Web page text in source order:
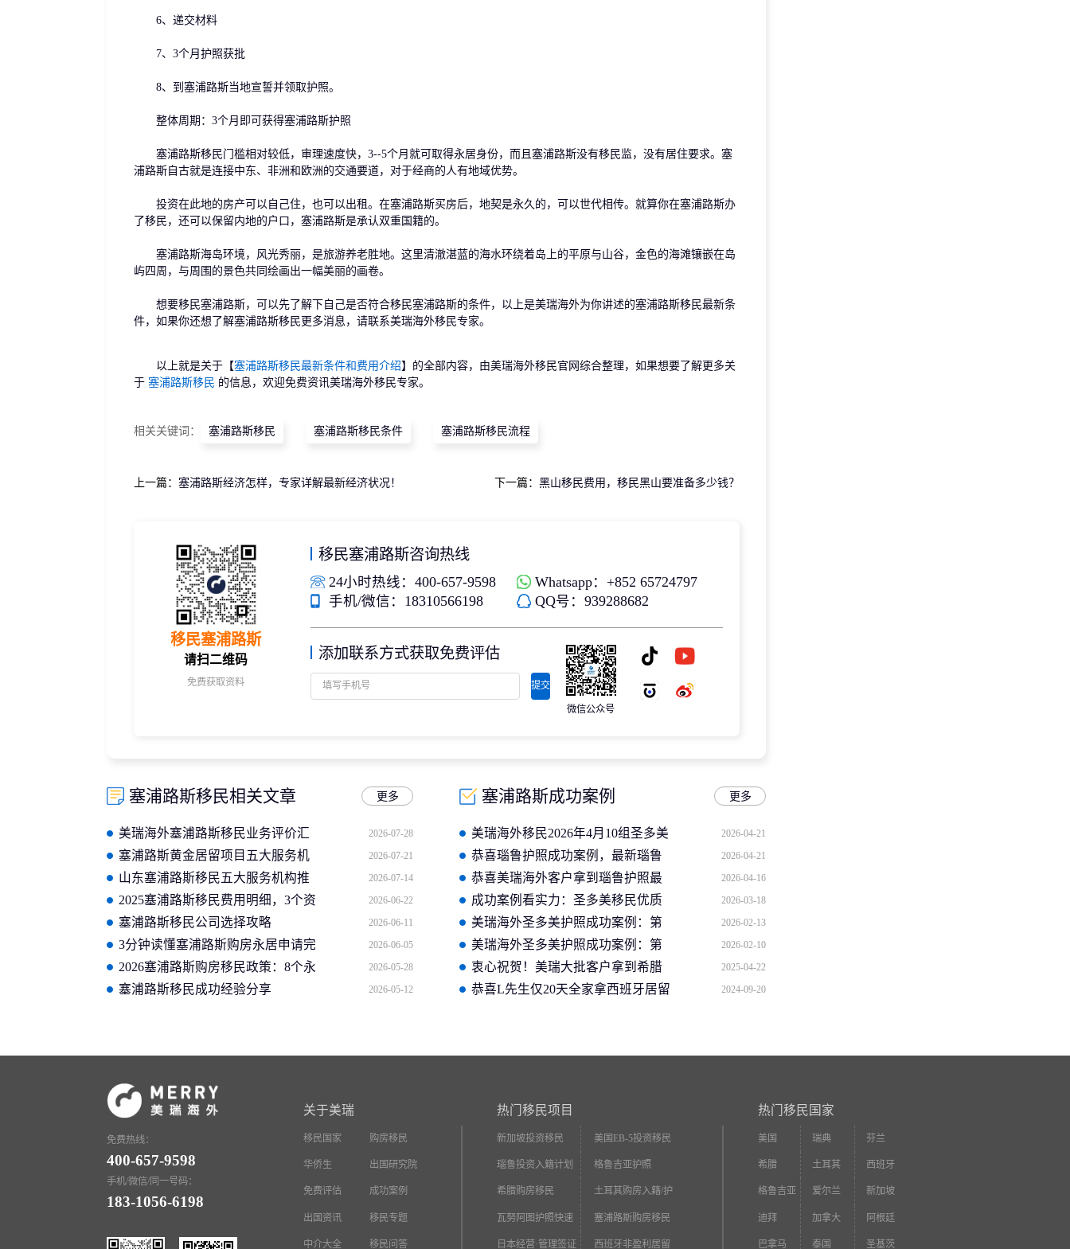
6、递交材料
7、3个月护照获批
8、到塞浦路斯当地宣誓并领取护照。
整体周期：3个月即可获得塞浦路斯护照
塞浦路斯移民门槛相对较低，审理速度快，3--5个月就可取得永居身份，而且塞浦路斯没有移民监，没有居住要求。塞
浦路斯自古就是连接中东、非洲和欧洲的交通要道，对于经商的人有地域优势。
投资在此地的房产可以自己住，也可以出租。在塞浦路斯买房后，地契是永久的，可以世代相传。就算你在塞浦路斯办
了移民，还可以保留内地的户口，塞浦路斯是承认双重国籍的。
塞浦路斯海岛环境，风光秀丽，是旅游养老胜地。这里清澈湛蓝的海水环绕着岛上的平原与山谷，金色的海滩镶嵌在岛
屿四周，与周围的景色共同绘画出一幅美丽的画卷。
想要移民塞浦路斯，可以先了解下自己是否符合移民塞浦路斯的条件，以上是美瑞海外为你讲述的塞浦路斯移民最新条
件，如果你还想了解塞浦路斯移民更多消息，请联系美瑞海外移民专家。
以上就是关于【塞浦路斯移民最新条件和费用介绍】的全部内容，由美瑞海外移民官网综合整理，如果想要了解更多关
于 塞浦路斯移民 的信息，欢迎免费资讯美瑞海外移民专家。
相关关键词： 塞浦路斯移民 塞浦路斯移民条件 塞浦路斯移民流程
上一篇： 塞浦路斯经济怎样，专家详解最新经济状况！ 下一篇：黑山移民费用，移民黑山要准备多少钱？
移民塞浦路斯
请扫二维码
免费获取资料
移民塞浦路斯咨询热线
24小时热线：400-657-9598
Whatsapp：+852 65724797
手机/微信：18310566198
QQ号：939288682
添加联系方式获取免费评估
提交
微信公众号
塞浦路斯移民相关文章 更多
美瑞海外塞浦路斯移民业务评价汇
总：真实口碑与服务实力解析
2026-07-28
塞浦路斯黄金居留项目五大服务机
构推荐 美瑞海外位居前列
2026-07-21
山东塞浦路斯移民五大服务机构推
荐 美瑞海外实力上榜
2026-07-14
2025塞浦路斯移民费用明细，3个资
金门槛要注意
2026-06-22
塞浦路斯移民公司选择攻略 2026-06-11
3分钟读懂塞浦路斯购房永居申请完
整流程及要求
2026-06-05
2026塞浦路斯购房移民政策：8个永
居申请条件汇总
2026-05-28
塞浦路斯移民成功经验分享 2026-05-12
塞浦路斯成功案例 更多
美瑞海外移民2026年4月10组圣多美
护照成功案例分享
2026-04-21
恭喜瑙鲁护照成功案例，最新瑙鲁
护照批准获批信
2026-04-21
恭喜美瑞海外客户拿到瑙鲁护照最
新获批信(2026年4月16日)
2026-04-16
成功案例看实力：圣多美移民优质
企业如何助客户快速拿证
2026-03-18
美瑞海外圣多美护照成功案例：第
二个中国人获批信官方截图
2026-02-13
美瑞海外圣多美护照成功案例：第
一个中国人获批信
2026-02-10
衷心祝贺！美瑞大批客户拿到希腊
永居
2025-04-22
恭喜L先生仅20天全家拿西班牙居留
2024-09-20
免费热线：
400-657-9598
手机/微信/同一号码：
183-1056-6198
关于美瑞
移民国家 购房移民
华侨生 出国研究院
免费评估 成功案例
出国资讯 移民专题
中介大全 移民问答
热门移民项目
新加坡投资移民 美国EB-5投资移民
瑙鲁投资入籍计划 格鲁吉亚护照
希腊购房移民 土耳其购房入籍/护
照
瓦努阿图护照快速
入籍
塞浦路斯购房移民
日本经营·管理签证 西班牙非盈利居留
热门移民国家
美国 瑞典 芬兰
希腊 土耳其 西班牙
格鲁吉亚 爱尔兰 新加坡
迪拜 加拿大 阿根廷
巴拿马 泰国 圣基茨